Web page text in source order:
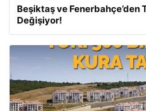
Beşiktaş ve Fenerbahçe’den
Değişiyor!